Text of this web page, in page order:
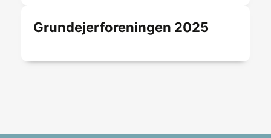
Grundejerforeningen 2025